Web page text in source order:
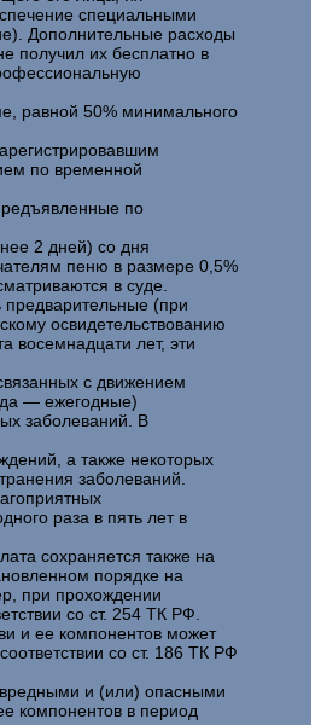
специальными
Дополнительные расходы
получил их бесплатно в
равной 50% минимального
по временной
по
2 дней) со дня
пеню в размере 0,5%
в суде.
(при
освидетельствованию
восемнадцати лет, эти
с движением
— ежегодные)
заболеваний. В
а также некоторых
заболеваний.
раза в пять лет в
сохраняется также на
порядке на
при прохождении
со ст. 254 ТК РФ.
и ее компонентов может
со ст. 186 ТК РФ
вредными и (или) опасными
компонентов в период